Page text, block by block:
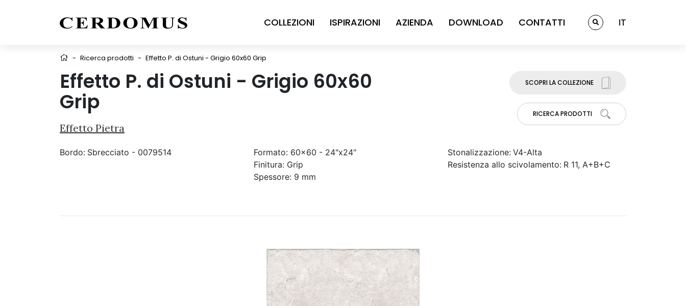
COLLEZIONI ISPIRAZIONI AZIENDA DOWNLOAD CONTATTI IT
- Ricerca prodotti - Effetto P. di Ostuni - Grigio 60x60 Grip
Effetto P. di Ostuni - Grigio 60x60
Grip
Effetto Pietra
SCOPRI LA COLLEZIONE
RICERCA PRODOTTI
Bordo: Sbrecciato - 0079514 Formato: 60x60 - 24"x24"
Finitura: Grip
Spessore: 9 mm
Stonalizzazione: V4-Alta
Resistenza allo scivolamento: R 11, A+B+C